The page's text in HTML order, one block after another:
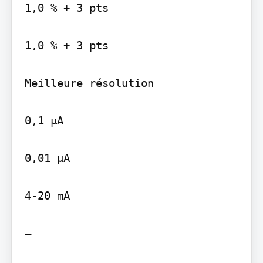
1,0 % + 3 pts
1,0 % + 3 pts
Meilleure résolution
0,1 µA
0,01 µA
4-20 mA
—